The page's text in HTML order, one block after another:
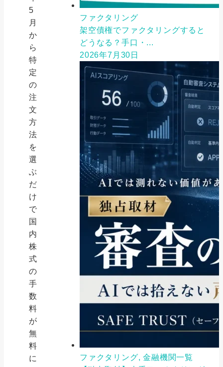
5
月
か
ら
特
定
の
注
文
方
法
を
選
ぶ
だ
け
で
国
内
株
式
の
手
数
料
が
無
料
に
ファクタリング
架空債権でファクタリングすると
どうなる？手口・...
2026年7月30日
ファクタリング, 金融機関一覧